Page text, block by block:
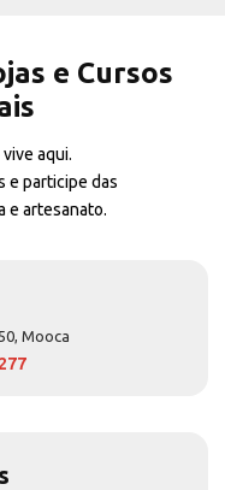
e Cursos
aqui.
e participe das
e artesanato.
Mooca